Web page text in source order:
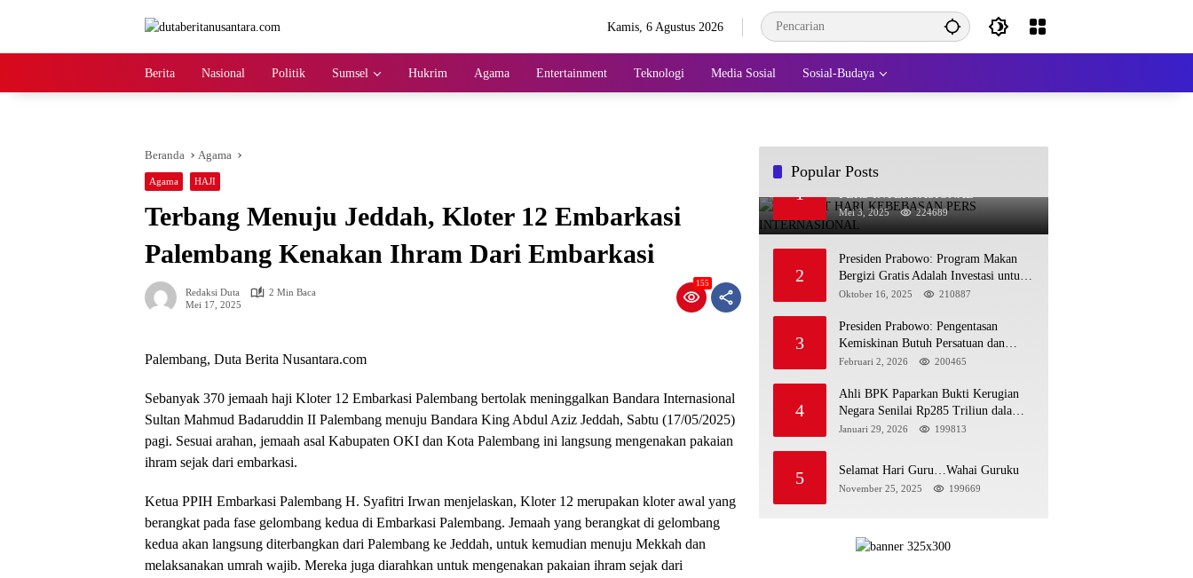
Kamis, 6 Agustus 2026
Berita Nasional Politik Sumsel Hukrim Agama Entertainment Teknologi Media Sosial Sosial-Budaya
Beranda Agama
Agama HAJI
Terbang Menuju Jeddah, Kloter 12 Embarkasi
Palembang Kenakan Ihram Dari Embarkasi
Redaksi Duta
2 Min Baca
Mei 17, 2025
155
Palembang, Duta Berita Nusantara.com
Sebanyak 370 jemaah haji Kloter 12 Embarkasi Palembang bertolak meninggalkan Bandara Internasional
Sultan Mahmud Badaruddin II Palembang menuju Bandara King Abdul Aziz Jeddah, Sabtu (17/05/2025)
pagi. Sesuai arahan, jemaah asal Kabupaten OKI dan Kota Palembang ini langsung mengenakan pakaian
ihram sejak dari embarkasi.
Ketua PPIH Embarkasi Palembang H. Syafitri Irwan menjelaskan, Kloter 12 merupakan kloter awal yang
berangkat pada fase gelombang kedua di Embarkasi Palembang. Jemaah yang berangkat di gelombang
kedua akan langsung diterbangkan dari Palembang ke Jeddah, untuk kemudian menuju Mekkah dan
melaksanakan umrah wajib. Mereka juga diarahkan untuk mengenakan pakaian ihram sejak dari
Popular Posts
1
SELAMAT HARI KEBEBASAN
PERS INTERNASIONAL
Mei 3, 2025 224689
2
Presiden Prabowo: Program Makan
Bergizi Gratis Adalah Investasi untuk
Masa Depan Bangsa
Oktober 16, 2025 210887
3
Presiden Prabowo: Pengentasan
Kemiskinan Butuh Persatuan dan
Kepemimpinan yang Bertanggung
Februari 2, 2026 200465
4
Ahli BPK Paparkan Bukti Kerugian
Negara Senilai Rp285 Triliun dalam
Persidangan Korupsi PT Pertamina
Januari 29, 2026 199813
5 Selamat Hari Guru…Wahai Guruku
November 25, 2025 199669